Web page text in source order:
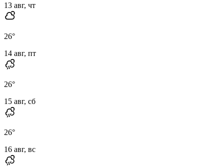
13 авг, чт
26°
14 авг, пт
26°
15 авг, сб
26°
16 авг, вс